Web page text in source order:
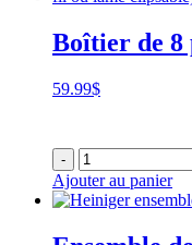
Boîtier de 8
59.99$
-
Ajouter au panier